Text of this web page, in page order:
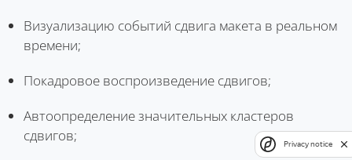
Визуализацию событий сдвига макета в реальном
времени;
Покадровое воспроизведение сдвигов;
Автоопределение значительных кластеров
сдвигов;
Privacy notice